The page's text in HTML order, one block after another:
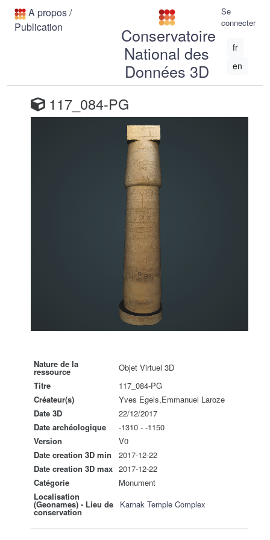
A propos/
Publication
Conservatoire
National des
Données 3D
Se
connecter
fr
en
117_084-PG
Nature de la
ressource
Objet Virtuel 3D
Titre
117_084-PG
Créateur(s)
Yves Egels,Emmanuel Laroze
Date 3D
22/12/2017
Date archéologique
-1310 - -1150
Version
V0
Date creation 3D min
2017-12-22
Date creation 3D max 2017-12-22
Catégorie
Monument
Localisation
(Geonames) - Lieu de
conservation
Karnak Temple Complex